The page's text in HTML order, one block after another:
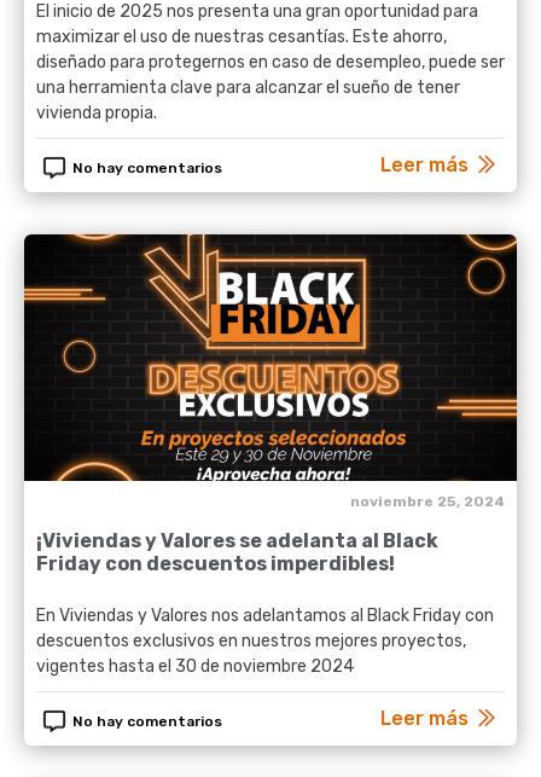
No hay comentarios
El inicio de 2025 nos presenta una gran oportunidad para
maximizar el uso de nuestras cesantías. Este ahorro,
diseñado para protegernos en caso de desempleo, puede ser
una herramienta clave para alcanzar el sueño de tener
vivienda propia.
Leer más
¡Viviendas y Valores se adelanta al Black
Friday con descuentos imperdibles!
noviembre 25, 2024
No hay comentarios
En Viviendas y Valores nos adelantamos al Black Friday con
descuentos exclusivos en nuestros mejores proyectos,
vigentes hasta el 30 de noviembre 2024
Leer más